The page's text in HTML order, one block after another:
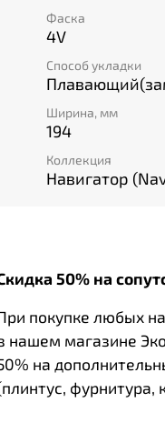
Фаска
4V
Способ укладки
Ширина, мм
194
Коллекция
Навигатор
50% на
покупке любых
нашем магазине
на
фурнитура,